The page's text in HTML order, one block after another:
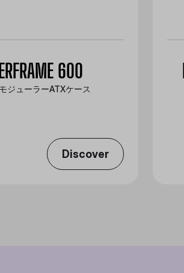
600
ジューラーATXケース
Discover